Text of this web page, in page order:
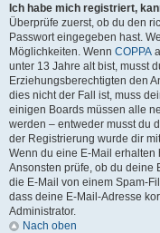
Ich habe mich registriert,
Überprüfe zuerst, ob du den
Passwort eingegeben hast.
Möglichkeiten. Wenn COPPA
unter 13 Jahre alt bist, musst
Erziehungsberechtigten den
dies nicht der Fall ist, muss
einigen Boards müssen alle
werden – entweder musst du
der Registrierung wurde dir
Wenn du eine E-Mail
Ansonsten prüfe, ob du deine
die E-Mail von einem Spam-
dass deine E-Mail-Adresse
Administrator.
Nach oben